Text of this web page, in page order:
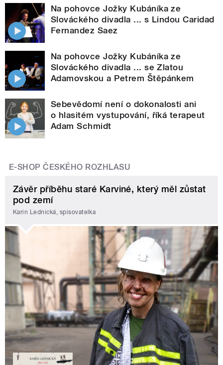
Na pohovce Jožky Kubáníka ze
Slováckého divadla ... s Lindou Caridad
Fernandez Saez
Na pohovce Jožky Kubáníka ze
Slováckého divadla ... se Zlatou
Adamovskou a Petrem Štěpánkem
Sebevědomí není o dokonalosti ani
o hlasitém vystupování, říká terapeut
Adam Schmidt
E-SHOP ČESKÉHO ROZHLASU
Závěr příběhu staré Karviné, který měl zůstat
pod zemí
Karin Lednická, spisovatelka